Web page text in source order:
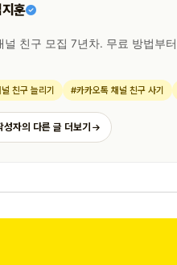
훈
널 친구 모집 7년차. 무료 방법부
친구 늘리기 #카카오톡 채널 친구 사기
성자의 다른 글 더보기